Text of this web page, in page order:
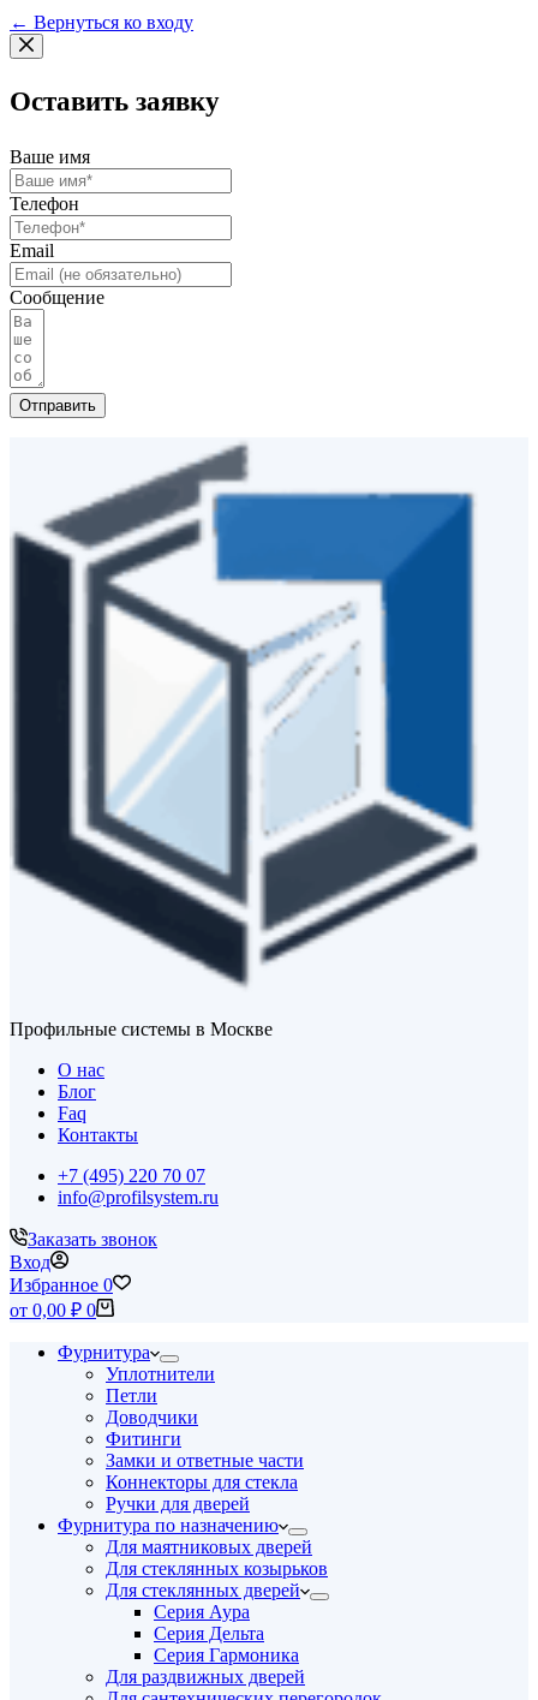
← Вернуться ко входу
Оставить заявку
Ваше имя
Телефон
Email
Сообщение
Отправить
Профильные системы в Москве
О нас
Блог
Faq
Контакты
+7 (495) 220 70 07
info@profilsystem.ru
Заказать звонок
Вход
Избранное 0
Корзина
от 0,00 ₽ 0
Фурнитура
Уплотнители
Петли
Доводчики
Фитинги
Замки и ответные части
Коннекторы для стекла
Ручки для дверей
Фурнитура по назначению
Для маятниковых дверей
Для стеклянных козырьков
Для стеклянных дверей
Серия Аура
Серия Дельта
Серия Гармоника
Для раздвижных дверей